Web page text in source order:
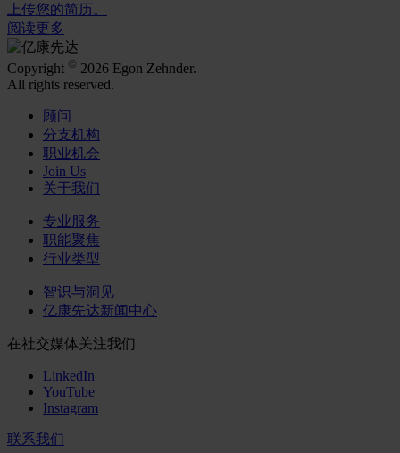
上传您的简历。
阅读更多
Copyright © 2026 Egon Zehnder.
All rights reserved.
顾问
分支机构
职业机会
Join Us
关于我们
专业服务
职能聚焦
行业类型
智识与洞见
亿康先达新闻中心
在社交媒体关注我们
LinkedIn
YouTube
Instagram
联系我们